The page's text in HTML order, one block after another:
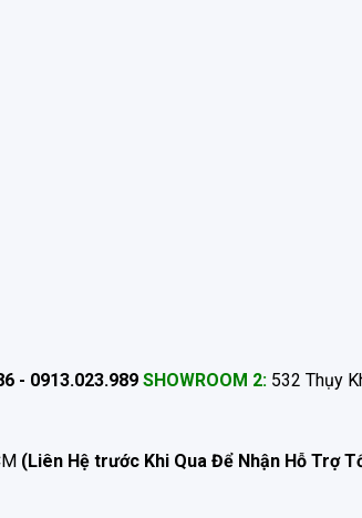
- 0913.023.989 SHOWROOM 2: 532 Thụy
(Liên Hệ trước Khi Qua Để Nhận Hỗ Trợ